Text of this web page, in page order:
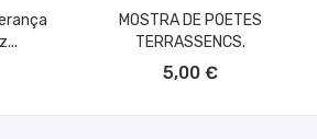
MOSTRA DE POETES
TERRASSENCS.
5,00 €